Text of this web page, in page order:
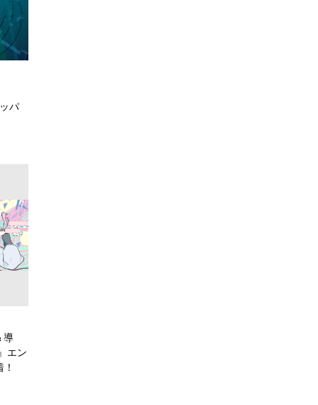
パ
導
エン